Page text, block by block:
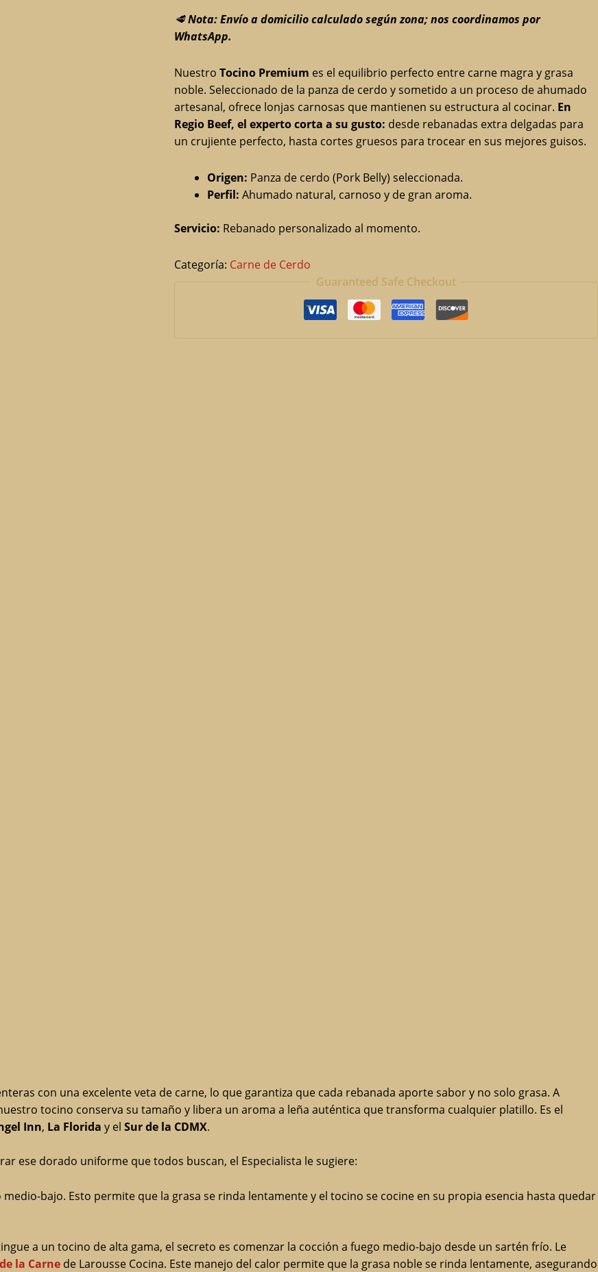
🥩Nota: Envío a domicilio calculado según zona; nos coordinamos por
WhatsApp.
Nuestro Tocino Premium es el equilibrio perfecto entre carne magra y grasa
noble. Seleccionado de la panza de cerdo y sometido a un proceso de ahumado
artesanal, ofrece lonjas carnosas que mantienen su estructura al cocinar. En
Regio Beef, el experto corta a su gusto: desde rebanadas extra delgadas para
un crujiente perfecto, hasta cortes gruesos para trocear en sus mejores guisos.
Origen: Panza de cerdo (Pork Belly) seleccionada.
Perfil: Ahumado natural, carnoso y de gran aroma.
Servicio: Rebanado personalizado al momento.
Categoría: Carne de Cerdo
Guaranteed Safe Checkout
con una excelente veta de carne, lo que garantiza que cada rebanada aporte sabor y no solo grasa. A
tocino conserva su tamaño y libera un aroma a leña auténtica que transforma cualquier platillo. Es el
Inn, La Florida y el Sur de la CDMX.
ese dorado uniforme que todos buscan, el Especialista le sugiere:
bajo. Esto permite que la grasa se rinda lentamente y el tocino se cocine en su propia esencia hasta quedar
a un tocino de alta gama, el secreto es comenzar la cocción a fuego medio-bajo desde un sartén frío. Le
la Carne de Larousse Cocina. Este manejo del calor permite que la grasa noble se rinda lentamente, asegurando